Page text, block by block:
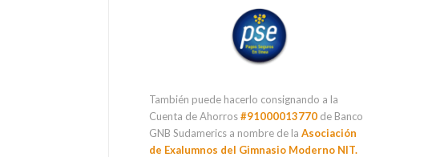
También puede hacerlo consignando a la
Cuenta de Ahorros#91000013770 de Banco
GNB Sudamerics a nombre de laAsociación
de Exalumnos del Gimnasio Moderno NIT.